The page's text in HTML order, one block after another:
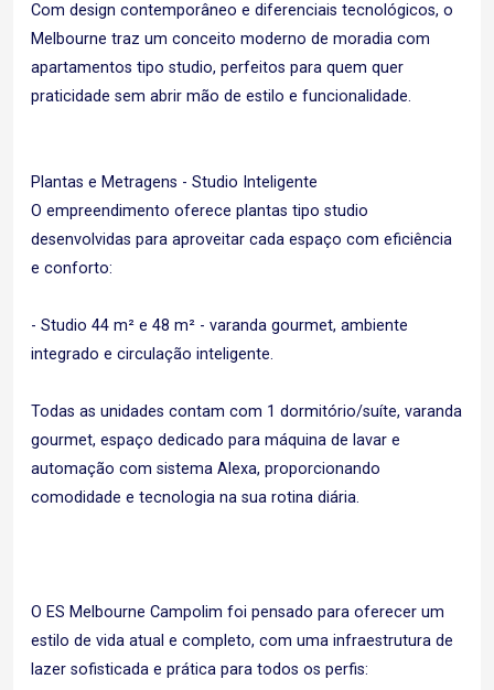
Com design contemporâneo e diferenciais tecnológicos, o
Melbourne traz um conceito moderno de moradia com
apartamentos tipo studio, perfeitos para quem quer
praticidade sem abrir mão de estilo e funcionalidade.
Plantas e Metragens - Studio Inteligente
O empreendimento oferece plantas tipo studio
desenvolvidas para aproveitar cada espaço com eficiência
e conforto:
- Studio 44 m² e 48 m² - varanda gourmet, ambiente
integrado e circulação inteligente.
Todas as unidades contam com 1 dormitório/suíte, varanda
gourmet, espaço dedicado para máquina de lavar e
automação com sistema Alexa, proporcionando
comodidade e tecnologia na sua rotina diária.
O ES Melbourne Campolim foi pensado para oferecer um
estilo de vida atual e completo, com uma infraestrutura de
lazer sofisticada e prática para todos os perfis: